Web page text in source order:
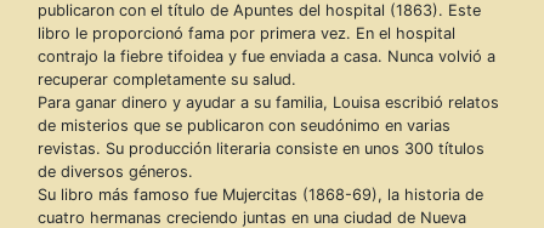
publicaron con el título de Apuntes del hospital (1863). Este
libro le proporcionó fama por primera vez. En el hospital
contrajo la fiebre tifoidea y fue enviada a casa. Nunca volvió a
recuperar completamente su salud.
Para ganar dinero y ayudar a su familia, Louisa escribió relatos
de misterios que se publicaron con seudónimo en varias
revistas. Su producción literaria consiste en unos 300 títulos
de diversos géneros.
Su libro más famoso fue Mujercitas (1868-69), la historia de
cuatro hermanas creciendo juntas en una ciudad de Nueva